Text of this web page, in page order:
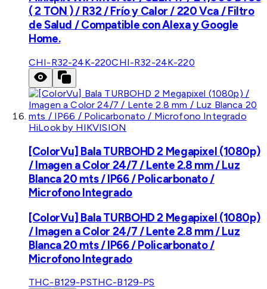
( 2 TON ) / R32 / Frío y Calor / 220 Vca / Filtro
de Salud / Compatible con Alexa y Google
Home.
CHI-R32-24K-220CHI-R32-24K-220
HiLook by HIKVISION
[ColorVu] Bala TURBOHD 2 Megapixel (1080p)
/ Imagen a Color 24/7 / Lente 2.8 mm / Luz
Blanca 20 mts / IP66 / Policarbonato /
Microfono Integrado
[ColorVu] Bala TURBOHD 2 Megapixel (1080p)
/ Imagen a Color 24/7 / Lente 2.8 mm / Luz
Blanca 20 mts / IP66 / Policarbonato /
Microfono Integrado
THC-B129-PSTHC-B129-PS